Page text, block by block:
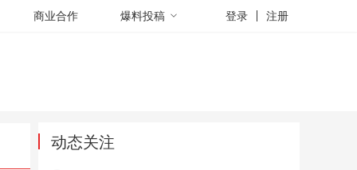
商业合作 爆料投稿 登录 注册
动态关注